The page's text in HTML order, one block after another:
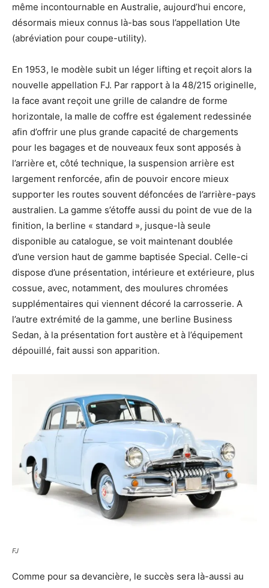
même incontournable en Australie, aujourd’hui encore,
désormais mieux connus là-bas sous l’appellation Ute
(abréviation pour coupe-utility).
En 1953, le modèle subit un léger lifting et reçoit alors la
nouvelle appellation FJ. Par rapport à la 48/215 originelle,
la face avant reçoit une grille de calandre de forme
horizontale, la malle de coffre est également redessinée
afin d’offrir une plus grande capacité de chargements
pour les bagages et de nouveaux feux sont apposés à
l’arrière et, côté technique, la suspension arrière est
largement renforcée, afin de pouvoir encore mieux
supporter les routes souvent défoncées de l’arrière-pays
australien. La gamme s’étoffe aussi du point de vue de la
finition, la berline « standard », jusque-là seule
disponible au catalogue, se voit maintenant doublée
d’une version haut de gamme baptisée Special. Celle-ci
dispose d’une présentation, intérieure et extérieure, plus
cossue, avec, notamment, des moulures chromées
supplémentaires qui viennent décoré la carrosserie. A
l’autre extrémité de la gamme, une berline Business
Sedan, à la présentation fort austère et à l’équipement
dépouillé, fait aussi son apparition.
FJ
Comme pour sa devancière, le succès sera là-aussi au